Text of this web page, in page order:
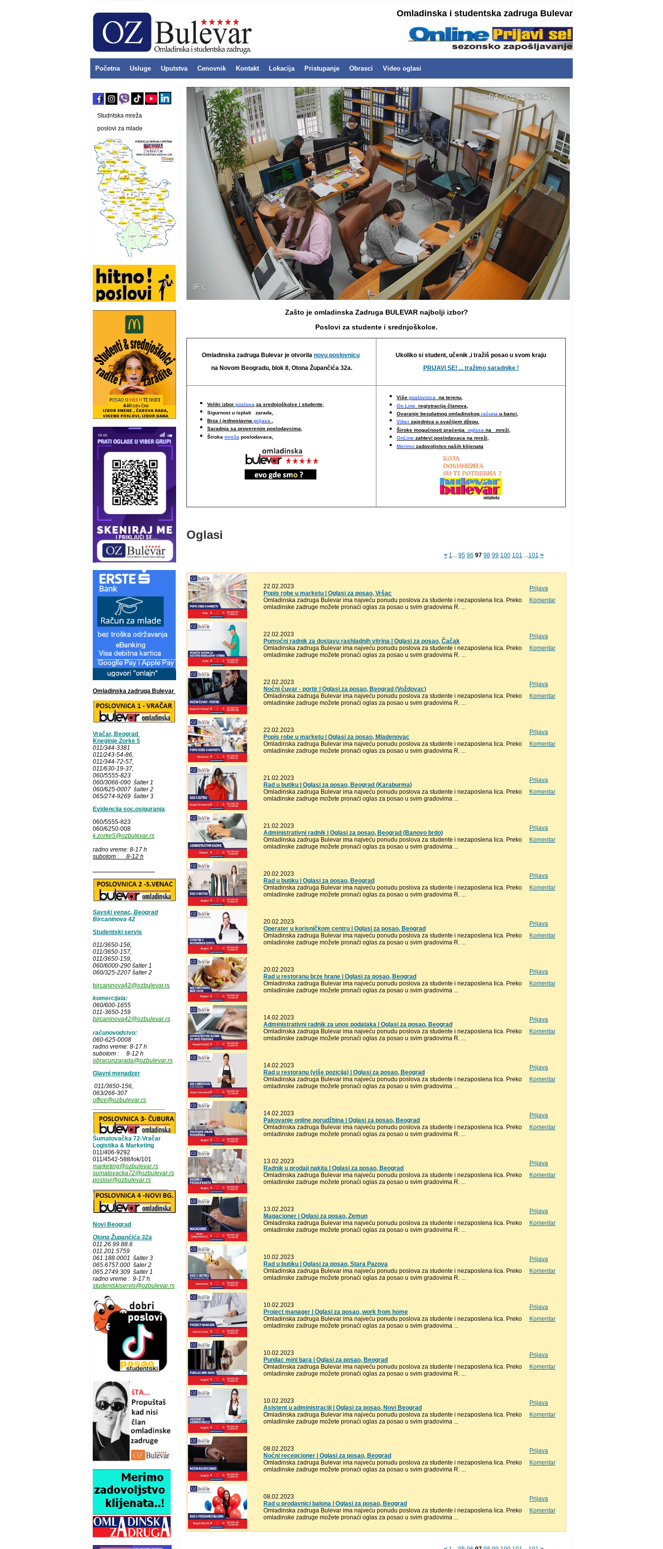
Omladinska i studentska zadruga Bulevar
Početna Usluge Uputstva Cenovnik Kontakt Lokacija Pristupanje Obrasci Video oglasi
Studntska mreža
poslovi za mlade
Omladinska zadruga Bulevar
Vračar, Beograd
Kneginje Zorke 5
011/344-3381
011/243-54-86
011/344-72-57,
011/630-19-37,
060/5555-823
060/3066-090 šalter 1
060/625-0007 šalter 2
065/274-9269 šalter 3
Evidencija soc.osiguranja:
060/5555-823
060/6250-008
k.zorke5@ozbulevar.rs
radno vreme: 8-17 h
subotom : 8-12 h
Savski venac, Beograd
Bircaninova 42
Studentski servis
011/3650-156,
011/3650-157,
011/3650-159,
060/6000-290 šalter 1
060/325-2207 šalter 2
bircaninova42@ozbulevar.rs
komercijala:
060/600-1655
011-3650-159
bircaninova42@ozbulevar.rs
računovodstvo:
060-625-0008
radno vreme: 8-17 h
subotom : 8-12 h
obracunzarada@ozbulevar.rs
Glavni menadzer
011/3650-156,
063/266-307
office@ozbulevar.rs
Šumatovačka 72-Vračar
Logistika & Marketing
011/406-9292
011/4542-588/lok/101
marketing@ozbulevar.rs
sumatovacka72@ozbulevar.rs
poslovi@ozbulevar.rs
Novi Beograd
Otona Župančića 32a
011.26.99.88.6
011.201.5759
061.188.0001 šalter 3
065.6757.000 šaler 2
065.2749.309 šalter 1
radno vreme : 9-17 h.
studentskiservis@ozbulevar.rs
Zašto je omladinska Zadruga BULEVAR najbolji izbor?
Poslovi za studente i srednjoškolce.
Omladinska zadruga Bulevar je otvorila novu poslovnicu
na Novom Beogradu, blok 8, Otona Župančića 32a.
Ukoliko si student, učenik ,i tražiš posao u svom kraju
PRIJAVI SE! ... tražimo saradnike !
Veliki izbor poslova,za srednjoškolce i studente,
Sigurnost u isplati zarada,
Brza i jednostavna prijava ,
Saradnja sa proverenim poslodavcima,
Široka mreža poslodavaca,
Više poslovnica na terenu,
On Line registracija članova,
Ovaranje besplatnog omladinskog računa u banci,
Viber zajednica u svačijem džepu,
Široke mogućnosti praćenja oglasa na mreži,
OnLine zahtevi poslodavaca na mreži,
Merimo zadovoljstvo naših klijenata
Oglasi
< 1... 95 96 97 98 99 100 101 ...101 >
22.02.2023
Popis robe u marketu | Oglasi za posao, Vršac
Omladinska zadruga Bulevar ima najveću ponudu poslova za studente i nezaposlena lica. Preko
omladinske zadruge možete pronaći oglas za posao u svim gradovima R. ...
Prijava
Komentar
22.02.2023
Pomoćni radnik za dostavu rashladnih vitrina | Oglasi za posao, Čačak
Omladinska zadruga Bulevar ima najveću ponudu poslova za studente i nezaposlena lica. Preko
omladinske zadruge možete pronaći oglas za posao u svim gradovima R. ...
Prijava
Komentar
22.02.2023
Noćni čuvar - portir | Oglasi za posao, Beograd (Voždovac)
Omladinska zadruga Bulevar ima najveću ponudu poslova za studente i nezaposlena lica. Preko
omladinske zadruge možete pronaći oglas za posao u svim gradovima R. ...
Prijava
Komentar
22.02.2023
Popis robe u marketu | Oglasi za posao, Mladenovac
Omladinska zadruga Bulevar ima najveću ponudu poslova za studente i nezaposlena lica. Preko
omladinske zadruge možete pronaći oglas za posao u svim gradovima R. ...
Prijava
Komentar
21.02.2023
Rad u butiku | Oglasi za posao, Beograd (Karaburma)
Omladinska zadruga Bulevar ima najveću ponudu poslova za studente i nezaposlena lica. Preko
omladinske zadruge možete pronaći oglas za posao u svim gradovima ...
Prijava
Komentar
21.02.2023
Administrativni radnik | Oglasi za posao, Beograd (Banovo brdo)
Omladinska zadruga Bulevar ima najveću ponudu poslova za studente i nezaposlena lica. Preko
omladinske zadruge možete pronaći oglas za posao u svim gradovima ...
Prijava
Komentar
20.02.2023
Rad u butiku | Oglasi za posao, Beograd
Omladinska zadruga Bulevar ima najveću ponudu poslova za studente i nezaposlena lica. Preko
omladinske zadruge možete pronaći oglas za posao u svim gradovima R. ...
Prijava
Komentar
20.02.2023
Operater u korisničkom centru | Oglasi za posao, Beograd
Omladinska zadruga Bulevar ima najveću ponudu poslova za studente i nezaposlena lica. Preko
omladinske zadruge možete pronaći oglas za posao u svim gradovima R. ...
Prijava
Komentar
20.02.2023
Rad u restoranu brze hrane | Oglasi za posao, Beograd
Omladinska zadruga Bulevar ima najveću ponudu poslova za studente i nezaposlena lica. Preko
omladinske zadruge možete pronaći oglas za posao u svim gradovima ...
Prijava
Komentar
14.02.2023
Administrativni radnik za unos podataka | Oglasi za posao, Beograd
Omladinska zadruga Bulevar ima najveću ponudu poslova za studente i nezaposlena lica. Preko
omladinske zadruge možete pronaći oglas za posao u svim gradovima R. ...
Prijava
Komentar
14.02.2023
Rad u restoranu (više pozicija) | Oglasi za posao, Beograd
Omladinska zadruga Bulevar ima najveću ponudu poslova za studente i nezaposlena lica. Preko
omladinske zadruge možete pronaći oglas za posao u svim gradovima ...
Prijava
Komentar
14.02.2023
Pakovanje online porudžbina | Oglasi za posao, Beograd
Omladinska zadruga Bulevar ima najveću ponudu poslova za studente i nezaposlena lica. Preko
omladinske zadruge možete pronaći oglas za posao u svim gradovima R. ...
Prijava
Komentar
13.02.2023
Radnik u prodaji nakita | Oglasi za posao, Beograd
Omladinska zadruga Bulevar ima najveću ponudu poslova za studente i nezaposlena lica. Preko
omladinske zadruge možete pronaći oglas za posao u svim gradovima R. ...
Prijava
Komentar
13.02.2023
Magacioner | Oglasi za posao, Zemun
Omladinska zadruga Bulevar ima najveću ponudu poslova za studente i nezaposlena lica. Preko
omladinske zadruge možete pronaći oglas za posao u svim gradovima R. ...
Prijava
Komentar
10.02.2023
Rad u butiku | Oglasi za posao, Stara Pazova
Omladinska zadruga Bulevar ima najveću ponudu poslova za studente i nezaposlena lica. Preko
omladinske zadruge možete pronaći oglas za posao u svim gradovima R. ...
Prijava
Komentar
10.02.2023
Project manager | Oglasi za posao, work from home
Omladinska zadruga Bulevar ima najveću ponudu poslova za studente i nezaposlena lica. Preko
omladinske zadruge možete pronaći oglas za posao u svim gradovima ...
Prijava
Komentar
10.02.2023
Punilac mini bara | Oglasi za posao, Beograd
Omladinska zadruga Bulevar ima najveću ponudu poslova za studente i nezaposlena lica. Preko
omladinske zadruge možete pronaći oglas za posao u svim gradovima R. ...
Prijava
Komentar
10.02.2023
Asistent u administraciji | Oglasi za posao, Novi Beograd
Omladinska zadruga Bulevar ima najveću ponudu poslova za studente i nezaposlena lica. Preko
omladinske zadruge možete pronaći oglas za posao u svim gradovima ...
Prijava
Komentar
08.02.2023
Noćni recepcioner | Oglasi za posao, Beograd
Omladinska zadruga Bulevar ima najveću ponudu poslova za studente i nezaposlena lica. Preko
omladinske zadruge možete pronaći oglas za posao u svim gradovima R. ...
Prijava
Komentar
08.02.2023
Rad u prodavnici balona | Oglasi za posao, Beograd
Omladinska zadruga Bulevar ima najveću ponudu poslova za studente i nezaposlena lica. Preko
omladinske zadruge možete pronaći oglas za posao u svim gradovima ...
Prijava
Komentar